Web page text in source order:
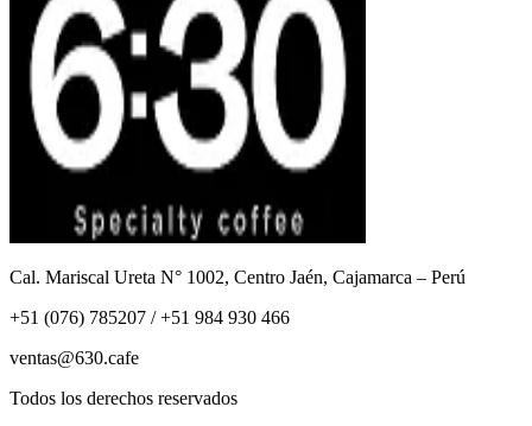
Cal. Mariscal Ureta N° 1002, Centro Jaén, Cajamarca – Perú
+51 (076) 785207 / +51 984 930 466
ventas@630.cafe
Todos los derechos reservados